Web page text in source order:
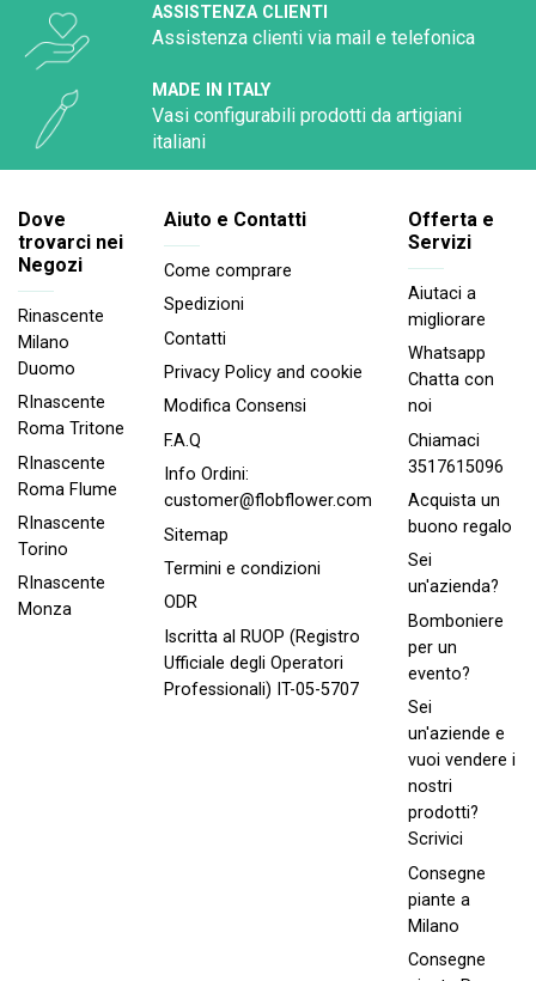
ASSISTENZA CLIENTI
Assistenza clienti via mail e telefonica
MADE IN ITALY
Vasi configurabili prodotti da artigiani
italiani
Dove
trovarci nei
Negozi
Rinascente
Milano
Duomo
RInascente
Roma Tritone
RInascente
Roma FIume
RInascente
Torino
RInascente
Monza
Aiuto e Contatti
Come comprare
Spedizioni
Contatti
Privacy Policy and cookie
Modifica Consensi
F.A.Q
Info Ordini:
customer@flobflower.com
Sitemap
Termini e condizioni
ODR
Iscritta al RUOP (Registro
Ufficiale degli Operatori
Professionali) IT-05-5707
Offerta e
Servizi
Aiutaci a
migliorare
Whatsapp
Chatta con
noi
Chiamaci
3517615096
Acquista un
buono regalo
Sei
un'azienda?
Bomboniere
per un
evento?
Sei
un'aziende e
vuoi vendere i
nostri
prodotti?
Scrivici
Consegne
piante a
Milano
Consegne